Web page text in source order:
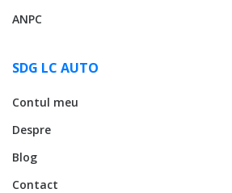
ANPC
SDG LC AUTO
Contul meu
Despre
Blog
Contact